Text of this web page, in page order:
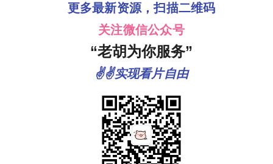
更多最新资源，扫描二维码
关注微信公众号
“老胡为你服务”
✌✌实现看片自由